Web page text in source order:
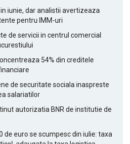
iunie, dar analistii avertizeaza
pentru IMM-uri
de servicii in centrul comercial
54% din creditele
de securitate sociala inaspreste
salariatilor
autorizatia BNR de institutie de
de euro se scumpesc din iulie: taxa